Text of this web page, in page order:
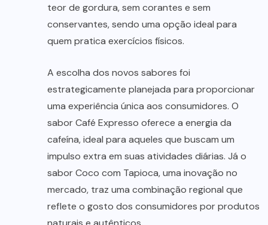
teor de gordura, sem corantes e sem
conservantes, sendo uma opção ideal para
quem pratica exercícios físicos.
A escolha dos novos sabores foi
estrategicamente planejada para proporcionar
uma experiência única aos consumidores. O
sabor Café Expresso oferece a energia da
cafeína, ideal para aqueles que buscam um
impulso extra em suas atividades diárias. Já o
sabor Coco com Tapioca, uma inovação no
mercado, traz uma combinação regional que
reflete o gosto dos consumidores por produtos